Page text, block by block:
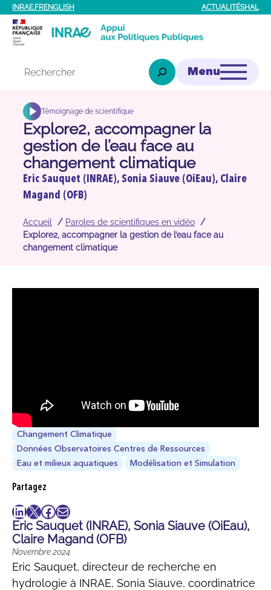
Aller
contenu
INRAE.FRENGLISH ACTUALITÉSHAL
Rechercher
Témoignage de scientifique
Explore2, accompagner la
gestion de l’eau face au
changement climatique
Eric Sauquet (INRAE), Sonia Siauve (OiEau), Claire
Magand (OFB)
Accueil
Paroles de scientifiques en vidéo
Explore2, accompagner la gestion de l’eau face au
changement climatique
Changement Climatique
Données Observatoires Centres de Ressources
Eau et milieux aquatiques
Modélisation et Simulation
Partagez
LinkedIn
X Facebook
E-mail
Eric Sauquet (INRAE), Sonia Siauve (OiEau),
Claire Magand (OFB)
Novembre 2024
Eric Sauquet, directeur de recherche en
hydrologie à INRAE, Sonia Siauve, coordinatrice